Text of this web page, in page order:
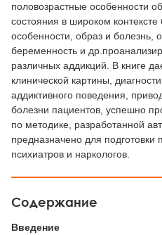
половозрастные особенности
состояния в широком
особенности, образ и болезнь,
беременность и
различных аддикций. В книге
клинической картины,
аддиктивного поведения,
болезни пациентов, успешно
по методике, разработанной
предназначено для подготовки
психиатров и наркологов.
Содержание
Введение